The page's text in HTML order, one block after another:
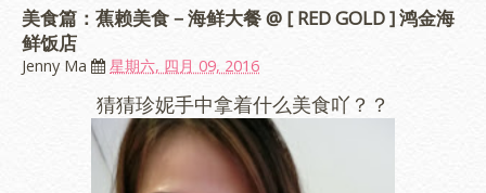
美食篇：蕉赖美食－海鲜大餐 @ [ RED GOLD ] 鸿金海
鲜饭店
Jenny Ma 星期六, 四月 09, 2016
猜猜珍妮手中拿着什么美食吖？？